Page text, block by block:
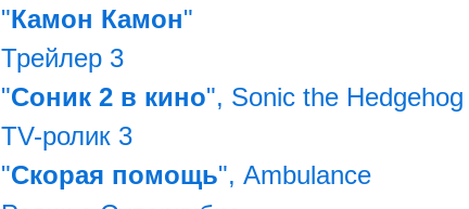
"Камон Камон"
Трейлер 3
"Соник 2 в кино", Sonic the Hedgehog
TV-ролик 3
"Скорая помощь", Ambulance